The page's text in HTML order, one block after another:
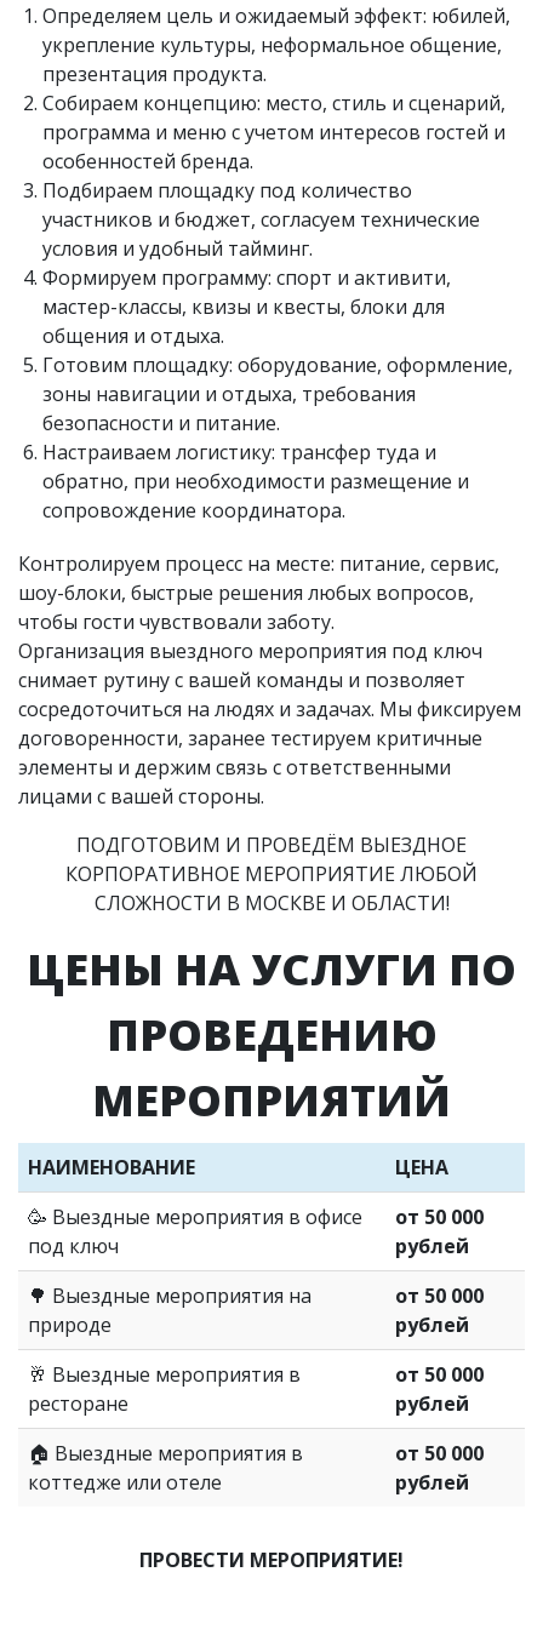
Определяем цель и ожидаемый эффект: юбилей,
укрепление культуры, неформальное общение,
презентация продукта.
Собираем концепцию: место, стиль и сценарий,
программа и меню с учетом интересов гостей и
особенностей бренда.
Подбираем площадку под количество
участников и бюджет, согласуем технические
условия и удобный тайминг.
Формируем программу: спорт и активити,
мастер-классы, квизы и квесты, блоки для
общения и отдыха.
Готовим площадку: оборудование, оформление,
зоны навигации и отдыха, требования
безопасности и питание.
Настраиваем логистику: трансфер туда и
обратно, при необходимости размещение и
сопровождение координатора.
Контролируем процесс на месте: питание, сервис,
шоу-блоки, быстрые решения любых вопросов,
чтобы гости чувствовали заботу.
Организация выездного мероприятия под ключ
снимает рутину с вашей команды и позволяет
сосредоточиться на людях и задачах. Мы фиксируем
договоренности, заранее тестируем критичные
элементы и держим связь с ответственными
лицами с вашей стороны.
ПОДГОТОВИМ И ПРОВЕДЁМ ВЫЕЗДНОЕ
КОРПОРАТИВНОЕ МЕРОПРИЯТИЕ ЛЮБОЙ
СЛОЖНОСТИ В МОСКВЕ И ОБЛАСТИ!
ЦЕНЫ НА УСЛУГИ ПО
ПРОВЕДЕНИЮ
МЕРОПРИЯТИЙ
НАИМЕНОВАНИЕ
ЦЕНА
🥳 Выездные мероприятия в офисе
под ключ
от 50 000
рублей
🌳 Выездные мероприятия на
природе
от 50 000
рублей
🥂 Выездные мероприятия в
ресторане
от 50 000
рублей
🏠 Выездные мероприятия в
коттедже или отеле
от 50 000
рублей
ПРОВЕСТИ МЕРОПРИЯТИЕ!